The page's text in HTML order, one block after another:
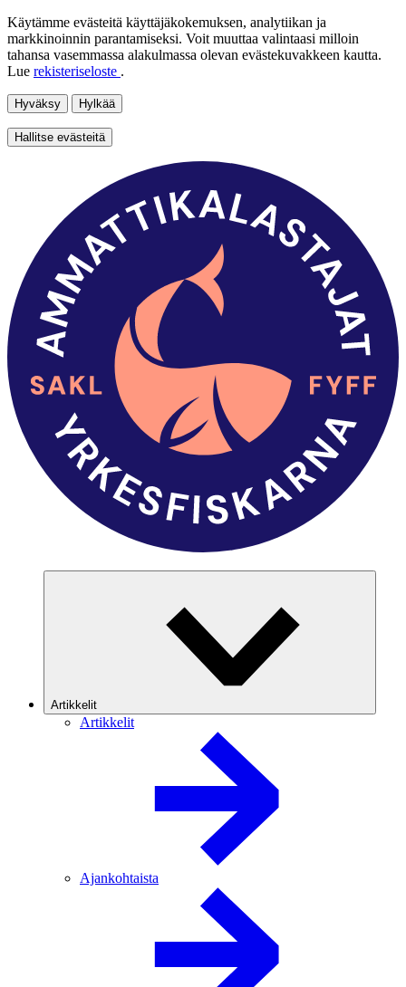
Käytämme evästeitä käyttäjäkokemuksen, analytiikan ja
markkinoinnin parantamiseksi. Voit muuttaa valintaasi milloin
tahansa vasemmassa alakulmassa olevan evästekuvakkeen kautta.
Lue rekisteriseloste .
Hyväksy Hylkää
Hallitse evästeitä
Artikkelit
Artikkelit
Ajankohtaista